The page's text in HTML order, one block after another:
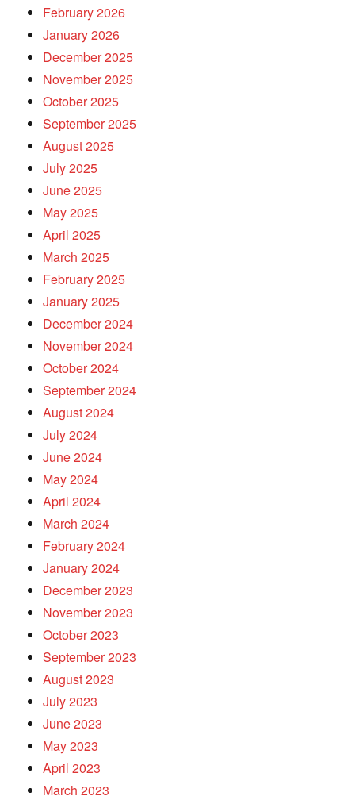
February 2026
January 2026
December 2025
November 2025
October 2025
September 2025
August 2025
July 2025
June 2025
May 2025
April 2025
March 2025
February 2025
January 2025
December 2024
November 2024
October 2024
September 2024
August 2024
July 2024
June 2024
May 2024
April 2024
March 2024
February 2024
January 2024
December 2023
November 2023
October 2023
September 2023
August 2023
July 2023
June 2023
May 2023
April 2023
March 2023